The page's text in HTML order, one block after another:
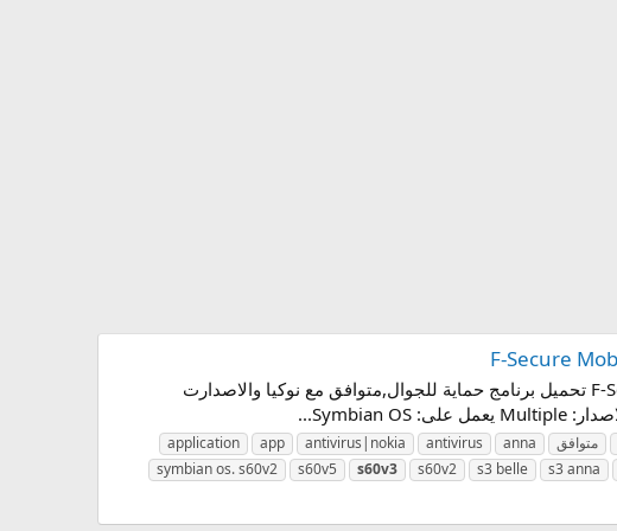
تحميل برنامج حماية للجوال,متوافق مع نوكيا والاصدارت المختلفة2027,F-Secure Mobile Antivirus|Nokia APP تحميل برنامج حماية للجوال,متوافق مع نوكيا والاصدارت
متوافق anna
antivirus
antivirus|nokia
app
application
s3 anna
s3 belle
s60v2
s60v3
s60v5
symbian os. s60v2